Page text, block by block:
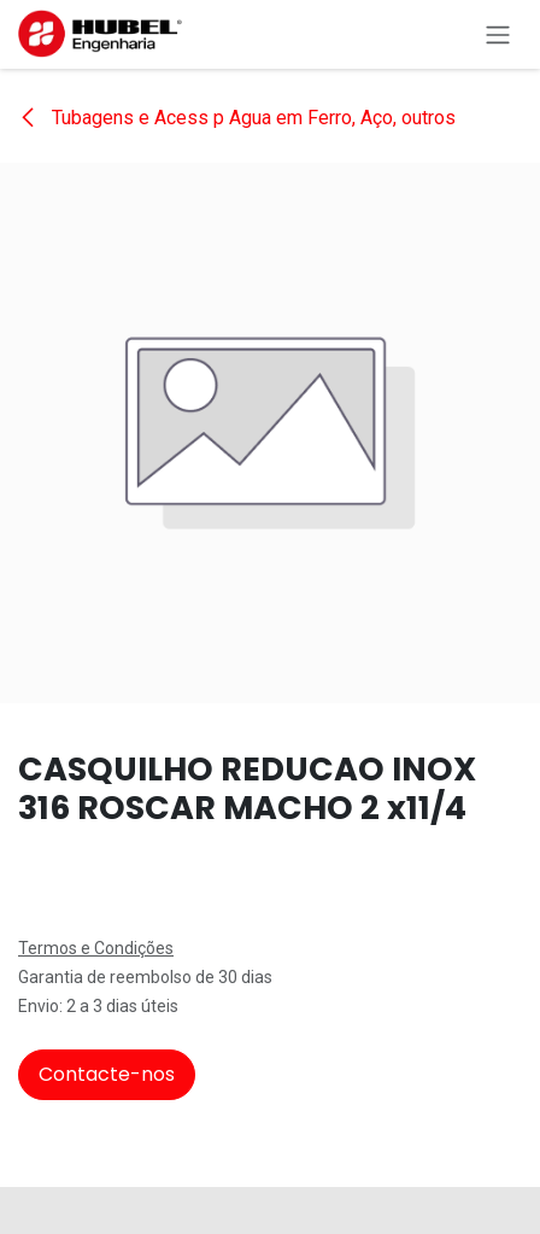
Pular para o conteúdo
Tubagens e Acess p Agua em Ferro, Aço, outros
CASQUILHO REDUCAO INOX
316 ROSCAR MACHO 2 x11/4
Termos e Condições
Garantia de reembolso de 30 dias
Envio: 2 a 3 dias úteis
Contacte-nos